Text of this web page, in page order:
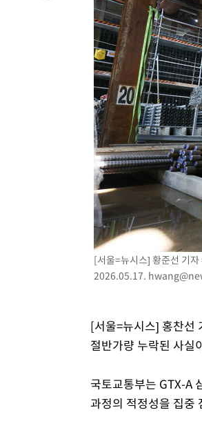
[속보]코스닥, 5.95포인트
[속보]코스피, 6300선 재탈
시리아 다마스쿠스 교외에
입추에도 극한더위…서울
이란, 호르무즈서 "적국 목표
[속보]美, 폴리실리콘 수입
[속보]트럼프, 美 원정출산 금
[속보] 뉴욕증시, 일제 하락
[서울=뉴시스] 황준선 기
2026.05.17.
[서울=뉴시스] 홍찬선
절반가량 누락된 사실
국토교통부는 GTX-A
과정의 적정성을 집중